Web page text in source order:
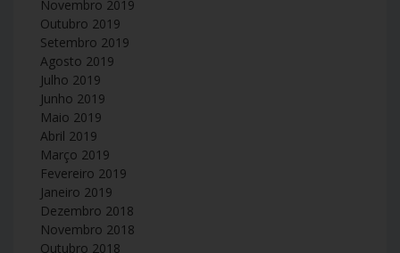
Novembro 2019
Outubro 2019
Setembro 2019
Agosto 2019
Julho 2019
Junho 2019
Maio 2019
Abril 2019
Março 2019
Fevereiro 2019
Janeiro 2019
Dezembro 2018
Novembro 2018
Outubro 2018